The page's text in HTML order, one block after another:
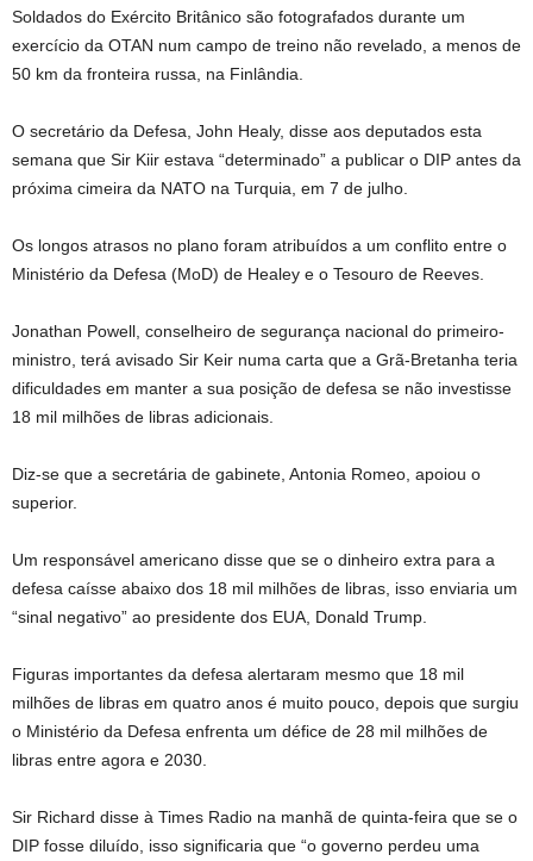
Soldados do Exército Britânico são fotografados durante um
exercício da OTAN num campo de treino não revelado, a menos de
50 km da fronteira russa, na Finlândia.
O secretário da Defesa, John Healy, disse aos deputados esta
semana que Sir Kiir estava “determinado” a publicar o DIP antes da
próxima cimeira da NATO na Turquia, em 7 de julho.
Os longos atrasos no plano foram atribuídos a um conflito entre o
Ministério da Defesa (MoD) de Healey e o Tesouro de Reeves.
Jonathan Powell, conselheiro de segurança nacional do primeiro-
ministro, terá avisado Sir Keir numa carta que a Grã-Bretanha teria
dificuldades em manter a sua posição de defesa se não investisse
18 mil milhões de libras adicionais.
Diz-se que a secretária de gabinete, Antonia Romeo, apoiou o
superior.
Um responsável americano disse que se o dinheiro extra para a
defesa caísse abaixo dos 18 mil milhões de libras, isso enviaria um
“sinal negativo” ao presidente dos EUA, Donald Trump.
Figuras importantes da defesa alertaram mesmo que 18 mil
milhões de libras em quatro anos é muito pouco, depois que surgiu
o Ministério da Defesa enfrenta um défice de 28 mil milhões de
libras entre agora e 2030.
Sir Richard disse à Times Radio na manhã de quinta-feira que se o
DIP fosse diluído, isso significaria que “o governo perdeu uma